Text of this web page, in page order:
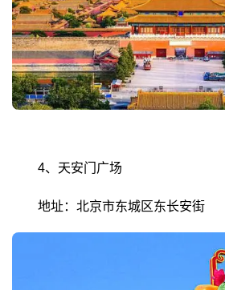
4、天安门广场
地址：北京市东城区东长安街